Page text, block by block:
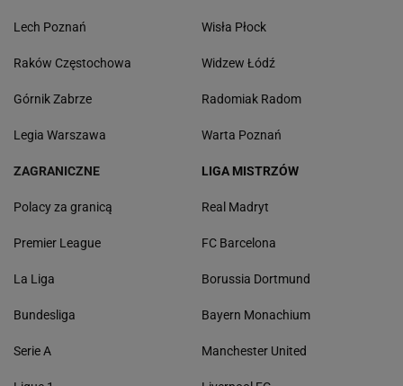
Lech Poznań
Raków Częstochowa
Górnik Zabrze
Legia Warszawa
Wisła Płock
Widzew Łódź
Radomiak Radom
Warta Poznań
ZAGRANICZNE
Polacy za granicą
Premier League
La Liga
Bundesliga
Serie A
LIGA MISTRZÓW
Real Madryt
FC Barcelona
Borussia Dortmund
Bayern Monachium
Manchester United